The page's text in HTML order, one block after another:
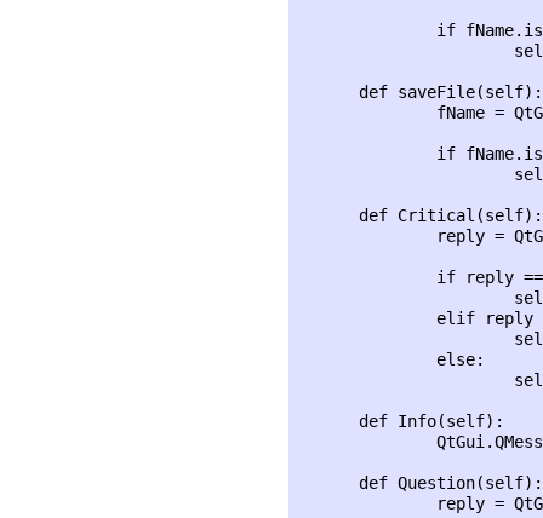
if
      def saveFile(self):
fName =
if
      def Critical(self):
reply =
if reply
elif reply
              else:
      def Info(self):
      def Question(self):
reply =